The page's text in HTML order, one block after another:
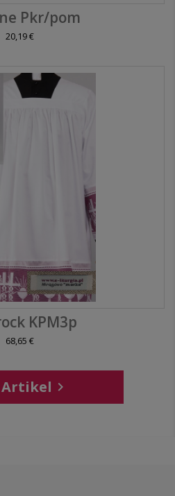
Pkr/pom
20,19 €
KPM3p
68,65 €
